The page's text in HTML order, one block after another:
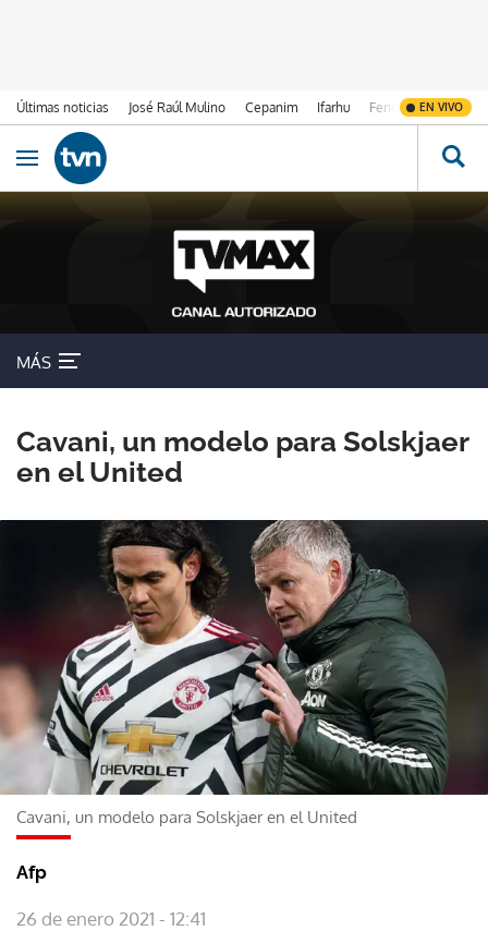
Últimas noticias José Raúl Mulino Cepanim Ifarhu Fenómeno de El
EN VIVO
Ir al contenido
Obrir navegació
MÁS
Cavani, un modelo para Solskjaer
en el United
Cavani, un modelo para Solskjaer en el United
Afp
26 de enero 2021 - 12:41